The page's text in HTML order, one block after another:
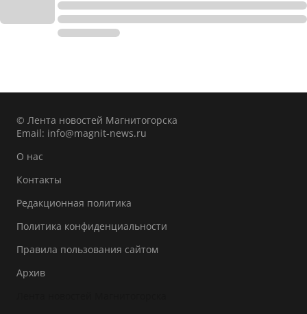
© Лента новостей Магнитогорска
Email: info@magnit-news.ru
О нас
Контакты
Редакционная политика
Политика конфиденциальности
Правила пользования сайтом
Архив